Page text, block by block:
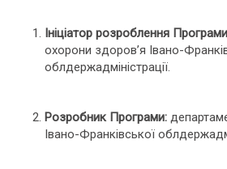
Ініціатор розроблення
охорони здоров’я Івано-
облдержадміністрації.
Розробник Програми:
Івано-Франківської